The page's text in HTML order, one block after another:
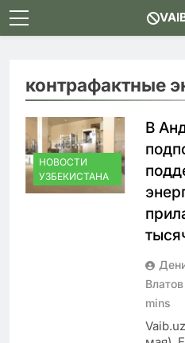
Skip
to
контрафактные
НОВОСТИ
УЗБЕКИСТАНА
В
Влатов
mins